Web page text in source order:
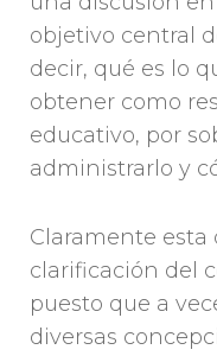
objetivo central
decir, qué es lo
obtener como
educativo, por
administrarlo y
Claramente esta
clarificación del
puesto que a
diversas